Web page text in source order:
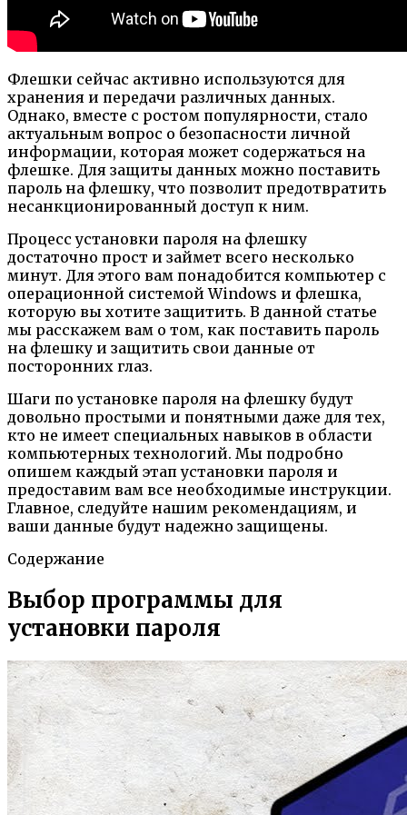
Флешки сейчас активно используются для
хранения и передачи различных данных.
Однако, вместе с ростом популярности, стало
актуальным вопрос о безопасности личной
информации, которая может содержаться на
флешке. Для защиты данных можно поставить
пароль на флешку, что позволит предотвратить
несанкционированный доступ к ним.
Процесс установки пароля на флешку
достаточно прост и займет всего несколько
минут. Для этого вам понадобится компьютер с
операционной системой Windows и флешка,
которую вы хотите защитить. В данной статье
мы расскажем вам о том, как поставить пароль
на флешку и защитить свои данные от
посторонних глаз.
Шаги по установке пароля на флешку будут
довольно простыми и понятными даже для тех,
кто не имеет специальных навыков в области
компьютерных технологий. Мы подробно
опишем каждый этап установки пароля и
предоставим вам все необходимые инструкции.
Главное, следуйте нашим рекомендациям, и
ваши данные будут надежно защищены.
Содержание
Выбор программы для
установки пароля